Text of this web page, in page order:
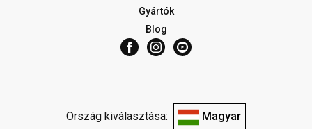
Gyártók
Blog
Ország kiválasztása: Magyar